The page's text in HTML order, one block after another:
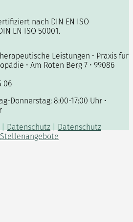
nach DIN EN ISO
EN ISO 50001.
Leistungen • Praxis für
• Am Roten Berg 7 • 99086
06
Donnerstag: 8:00-17:00 Uhr •
Datenschutz
Datenschutz
Stellenangebote